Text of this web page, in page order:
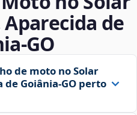
de
de moto no Solar
Goiânia‑GO perto